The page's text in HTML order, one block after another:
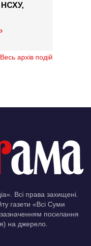
НСХУ,
Весь архів подій
Всі права захищені.
газети «Всі Суми
посилання
на джерело.